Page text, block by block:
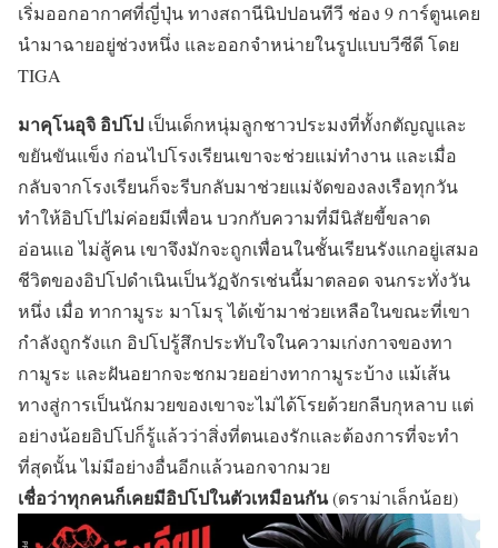
เริ่มออกอากาศที่ญี่ปุ่น ทางสถานีนิปปอนทีวี ช่อง 9 การ์ตูนเคย
นำมาฉายอยู่ช่วงหนึ่ง และออกจำหน่ายในรูปแบบวีซีดี โดย
TIGA
มาคุโนอุจิ อิปโป เป็นเด็กหนุ่มลูกชาวประมงที่ทั้งกตัญญูและ
ขยันขันแข็ง ก่อนไปโรงเรียนเขาจะช่วยแม่ทำงาน และเมื่อ
กลับจากโรงเรียนก็จะรีบกลับมาช่วยแม่จัดของลงเรือทุกวัน
ทำให้อิปโปไม่ค่อยมีเพื่อน บวกกับความที่มีนิสัยขี้ขลาด
อ่อนแอ ไม่สู้คน เขาจึงมักจะถูกเพื่อนในชั้นเรียนรังแกอยู่เสมอ
ชีวิตของอิปโปดำเนินเป็นวัฏจักรเช่นนี้มาตลอด จนกระทั่งวัน
หนึ่ง เมื่อ ทากามูระ มาโมรุ ได้เข้ามาช่วยเหลือในขณะที่เขา
กำลังถูกรังแก อิปโปรู้สึกประทับใจในความเก่งกาจของทา
กามูระ และฝันอยากจะชกมวยอย่างทากามูระบ้าง แม้เส้น
ทางสู่การเป็นนักมวยของเขาจะไม่ได้โรยด้วยกลีบกุหลาบ แต่
อย่างน้อยอิปโปก็รู้แล้วว่าสิ่งที่ตนเองรักและต้องการที่จะทำ
ที่สุดนั้น ไม่มีอย่างอื่นอีกแล้วนอกจากมวย
เชื่อว่าทุกคนก็เคยมีอิปโปในตัวเหมือนกัน(ดราม่าเล็กน้อย)